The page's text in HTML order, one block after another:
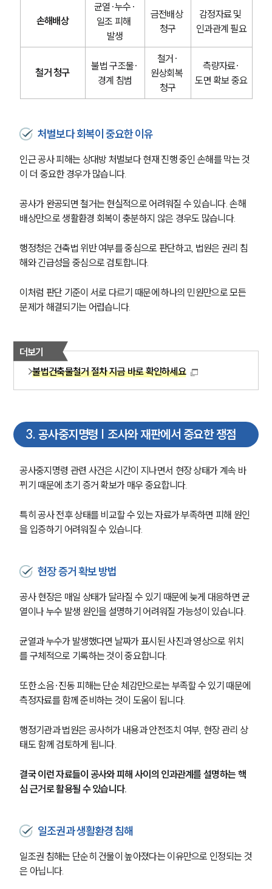
손해배상
균열·누수·
일조 피해
발생
금전배상
청구
감정자료 및
인과관계 필요
철거 청구
불법 구조물·
경계 침범
철거·
원상회복
청구
측량자료·
도면 확보 중요
처벌보다 회복이 중요한 이유
인근 공사 피해는 상대방 처벌보다 현재 진행 중인 손해를 막는 것
이 더 중요한 경우가 많습니다.
공사가 완공되면 철거는 현실적으로 어려워질 수 있습니다. 손해
배상만으로 생활환경 회복이 충분하지 않은 경우도 많습니다.
행정청은 건축법 위반 여부를 중심으로 판단하고, 법원은 권리 침
해와 긴급성을 중심으로 검토합니다.
이처럼 판단 기준이 서로 다르기 때문에 하나의 민원만으로 모든
문제가 해결되기는 어렵습니다.
더보기
불법건축물철거 절차 지금 바로 확인하세요
3. 공사중지명령 | 조사와 재판에서 중요한 쟁점
공사중지명령 관련 사건은 시간이 지나면서 현장 상태가 계속 바
뀌기 때문에 초기 증거 확보가 매우 중요합니다.
특히 공사 전후 상태를 비교할 수 있는 자료가 부족하면 피해 원인
을 입증하기 어려워질 수 있습니다.
현장 증거 확보 방법
공사 현장은 매일 상태가 달라질 수 있기 때문에 늦게 대응하면 균
열이나 누수 발생 원인을 설명하기 어려워질 가능성이 있습니다.
균열과 누수가 발생했다면 날짜가 표시된 사진과 영상으로 위치
를 구체적으로 기록하는 것이 중요합니다.
또한 소음·진동 피해는 단순 체감만으로는 부족할 수 있기 때문에
측정자료를 함께 준비하는 것이 도움이 됩니다.
행정기관과 법원은 공사허가 내용과 안전조치 여부, 현장 관리 상
태도 함께 검토하게 됩니다.
결국 이런 자료들이 공사와 피해 사이의 인과관계를 설명하는 핵
심 근거로 활용될 수 있습니다.
일조권과 생활환경 침해
일조권 침해는 단순히 건물이 높아졌다는 이유만으로 인정되는 것
은 아닙니다.